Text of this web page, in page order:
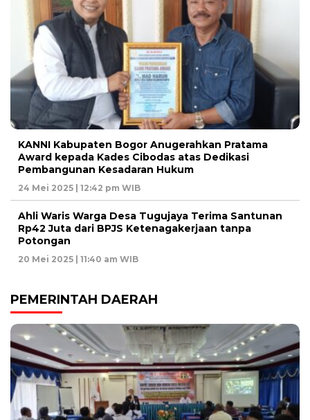
KANNI Kabupaten Bogor Anugerahkan Pratama
Award kepada Kades Cibodas atas Dedikasi
Pembangunan Kesadaran Hukum
24 Mei 2025 | 12:42 pm WIB
Ahli Waris Warga Desa Tugujaya Terima Santunan
Rp42 Juta dari BPJS Ketenagakerjaan tanpa
Potongan
20 Mei 2025 | 11:40 am WIB
PEMERINTAH DAERAH